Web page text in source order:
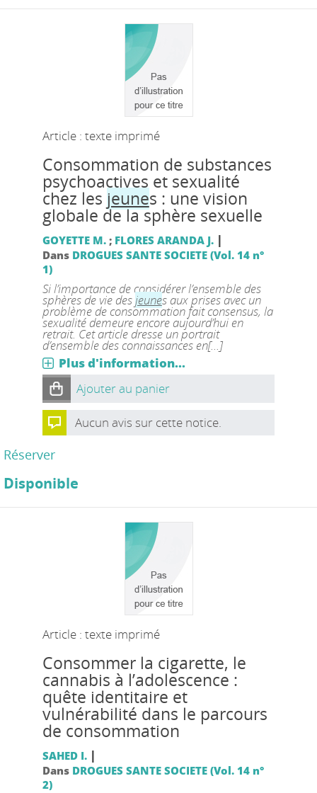
Article : texte imprimé
Consommation de substances
psychoactives et sexualité
chez les jeunes : une vision
globale de la sphère sexuelle
GOYETTE M.; FLORES ARANDA J. |
Dans DROGUES SANTE SOCIETE (Vol. 14 n°
1)
Si l’importance de considérer l’ensemble des
sphères de vie desjeunes aux prises avec un
problème de consommation fait consensus, la
sexualité demeure encore aujourd’hui en
retrait. Cet article dresse un portrait
d’ensemble des connaissances en[...]
Plus d'information...
Ajouter au panier
Aucun avis sur cette notice.
Réserver
Disponible
Article : texte imprimé
Consommer la cigarette, le
cannabis à l’adolescence :
quête identitaire et
vulnérabilité dans le parcours
de consommation
SAHED I. |
Dans DROGUES SANTE SOCIETE (Vol. 14 n°
2)